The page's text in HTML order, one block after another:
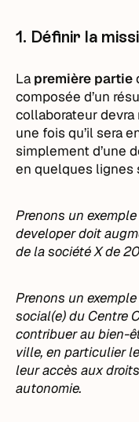
1. Définir la
Lapremière partie
composée d’un
collaborateur devra
une fois qu’il sera
simplement d’une
en quelques lignes
Prenons un
developer doit
de la société X de
Prenons un
social(e) du Centre
contribuer au bien-
ville, en particulier
leur accès aux
autonomie.